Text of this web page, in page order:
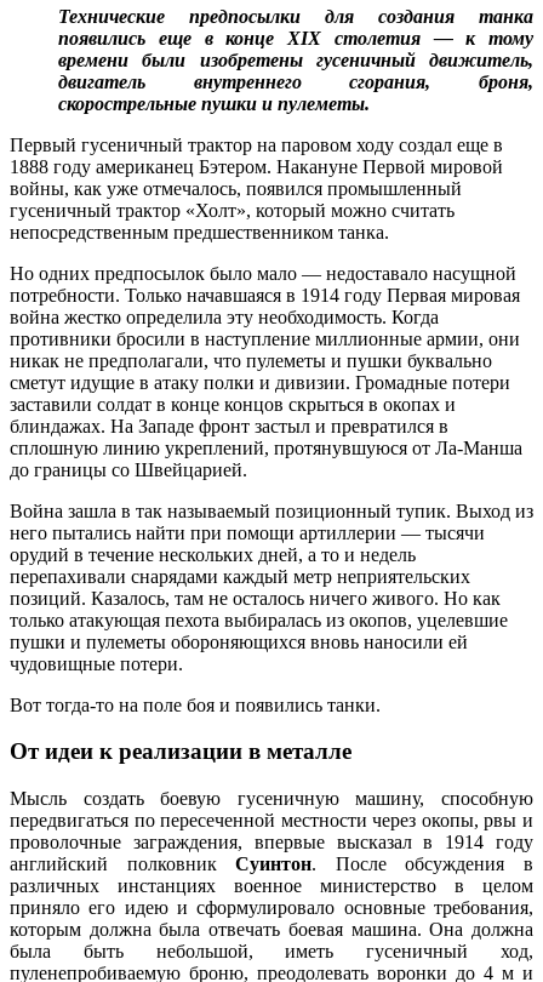
Технические предпосылки для создания танка
появились еще в конце XIX столетия — к тому
времени были изобретены гусеничный движитель,
двигатель внутреннего сгорания, броня,
скорострельные пушки и пулеметы.
Первый гусеничный трактор на паровом ходу создал еще в
1888 году американец Бэтером. Накануне Первой мировой
войны, как уже отмечалось, появился промышленный
гусеничный трактор «Холт», который можно считать
непосредственным предшественником танка.
Но одних предпосылок было мало — недоставало насущной
потребности. Только начавшаяся в 1914 году Первая мировая
война жестко определила эту необходимость. Когда
противники бросили в наступление миллионные армии, они
никак не предполагали, что пулеметы и пушки буквально
сметут идущие в атаку полки и дивизии. Громадные потери
заставили солдат в конце концов скрыться в окопах и
блиндажах. На Западе фронт застыл и превратился в
сплошную линию укреплений, протянувшуюся от Ла-Манша
до границы со Швейцарией.
Война зашла в так называемый позиционный тупик. Выход из
него пытались найти при помощи артиллерии — тысячи
орудий в течение нескольких дней, а то и недель
перепахивали снарядами каждый метр неприятельских
позиций. Казалось, там не осталось ничего живого. Но как
только атакующая пехота выбиралась из окопов, уцелевшие
пушки и пулеметы обороняющихся вновь наносили ей
чудовищные потери.
Вот тогда-то на поле боя и появились танки.
От идеи к реализации в металле
Мысль создать боевую гусеничную машину, способную
передвигаться по пересеченной местности через окопы, рвы и
проволочные заграждения, впервые высказал в 1914 году
английский полковникСуинтон. После обсуждения в
различных инстанциях военное министерство в целом
приняло его идею и сформулировало основные требования,
которым должна была отвечать боевая машина. Она должна
была быть небольшой, иметь гусеничный ход,
пуленепробиваемую броню, преодолевать воронки до 4 м и